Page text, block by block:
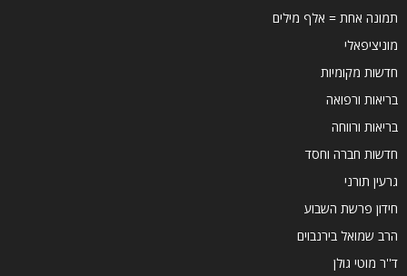
תמונה אחת = אלף מילים
מוניציפאלי
חדשות מקומיות
בריאות ורפואה
בריאות ורווחה
חדשות חברה וחסד
גרעין תורני
חידון פרשת השבוע
הרב שמואל בירנבוים
ד''ר מוטי גולן